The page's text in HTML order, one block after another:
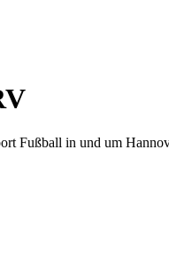
Fußball in und um